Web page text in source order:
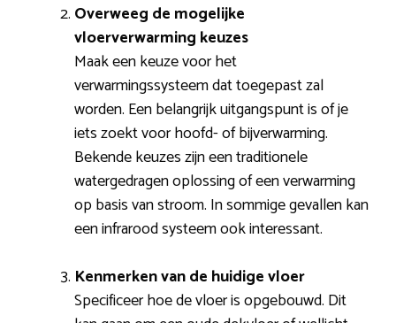
Overweeg de mogelijke
vloerverwarming keuzes
Maak een keuze voor het
verwarmingssysteem dat toegepast zal
worden. Een belangrijk uitgangspunt is of je
iets zoekt voor hoofd- of bijverwarming.
Bekende keuzes zijn een traditionele
watergedragen oplossing of een verwarming
op basis van stroom. In sommige gevallen kan
een infrarood systeem ook interessant.
Kenmerken van de huidige vloer
Specificeer hoe de vloer is opgebouwd. Dit